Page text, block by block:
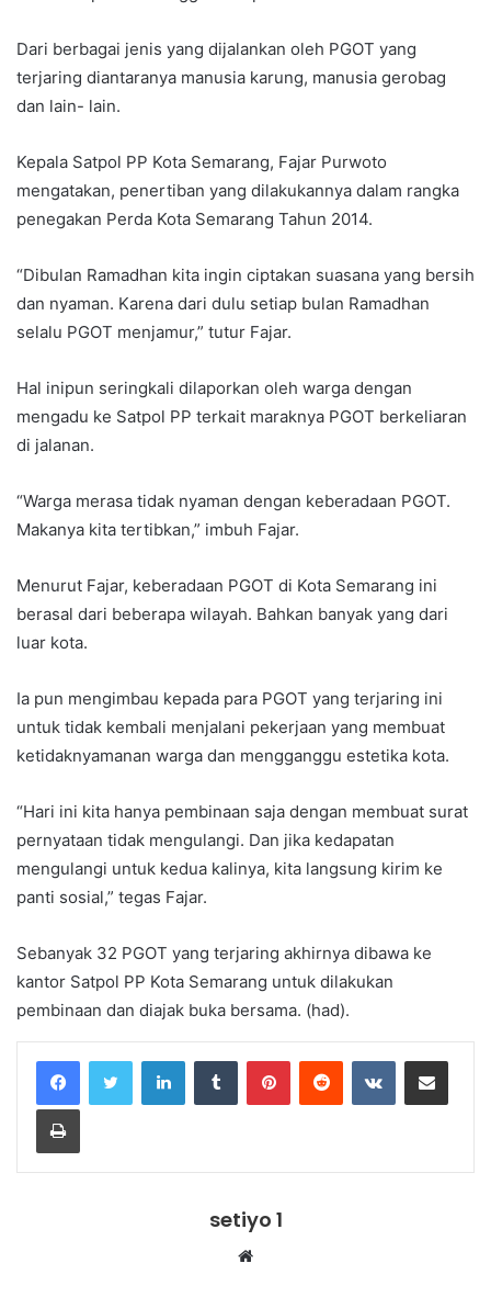
Dari berbagai jenis yang dijalankan oleh PGOT yang
terjaring diantaranya manusia karung, manusia gerobag
dan lain- lain.
Kepala Satpol PP Kota Semarang, Fajar Purwoto
mengatakan, penertiban yang dilakukannya dalam rangka
penegakan Perda Kota Semarang Tahun 2014.
“Dibulan Ramadhan kita ingin ciptakan suasana yang bersih
dan nyaman. Karena dari dulu setiap bulan Ramadhan
selalu PGOT menjamur,” tutur Fajar.
Hal inipun seringkali dilaporkan oleh warga dengan
mengadu ke Satpol PP terkait maraknya PGOT berkeliaran
di jalanan.
“Warga merasa tidak nyaman dengan keberadaan PGOT.
Makanya kita tertibkan,” imbuh Fajar.
Menurut Fajar, keberadaan PGOT di Kota Semarang ini
berasal dari beberapa wilayah. Bahkan banyak yang dari
luar kota.
Ia pun mengimbau kepada para PGOT yang terjaring ini
untuk tidak kembali menjalani pekerjaan yang membuat
ketidaknyamanan warga dan mengganggu estetika kota.
“Hari ini kita hanya pembinaan saja dengan membuat surat
pernyataan tidak mengulangi. Dan jika kedapatan
mengulangi untuk kedua kalinya, kita langsung kirim ke
panti sosial,” tegas Fajar.
Sebanyak 32 PGOT yang terjaring akhirnya dibawa ke
kantor Satpol PP Kota Semarang untuk dilakukan
pembinaan dan diajak buka bersama. (had).
LinkedInTumblr PinterestReddit VKontakteShare via Email
Print
setiyo 1
Website